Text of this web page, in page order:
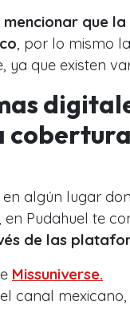
mencionar que
, por lo mismo
ya que existen
algún lugar
, en Pudahuel te
de las
Missuniverse.
canal mexicano,